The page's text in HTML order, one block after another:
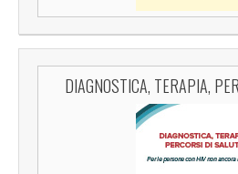
DIAGNOSTICA, TERAPIA,